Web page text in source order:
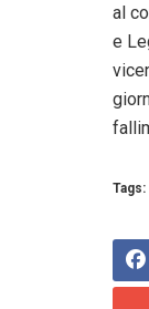
al
e
Tags: